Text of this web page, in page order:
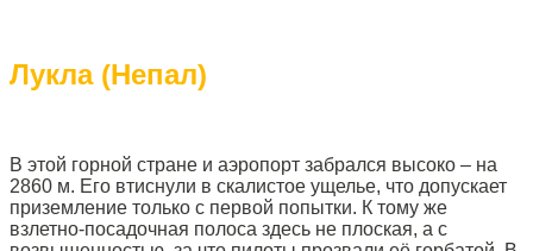
Лукла (Непал)
В этой горной стране и аэропорт забрался высоко – на
2860 м. Его втиснули в скалистое ущелье, что допускает
приземление только с первой попытки. К тому же
взлетно-посадочная полоса здесь не плоская, а с